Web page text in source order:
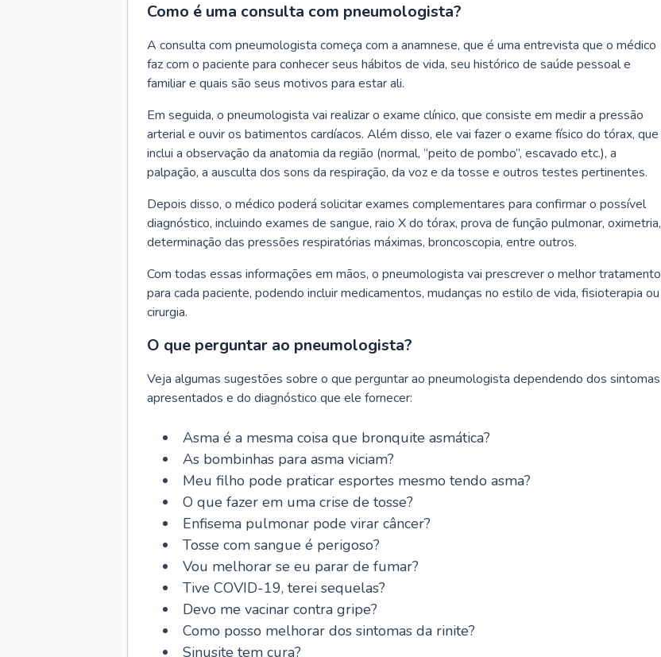
Como é uma consulta com pneumologista?
A consulta com pneumologista começa com a anamnese, que é uma entrevista que o médico
faz com o paciente para conhecer seus hábitos de vida, seu histórico de saúde pessoal e
familiar e quais são seus motivos para estar ali.
Em seguida, o pneumologista vai realizar o exame clínico, que consiste em medir a pressão
arterial e ouvir os batimentos cardíacos. Além disso, ele vai fazer o exame físico do tórax, que
inclui a observação da anatomia da região (normal, “peito de pombo”, escavado etc.), a
palpação, a ausculta dos sons da respiração, da voz e da tosse e outros testes pertinentes.
Depois disso, o médico poderá solicitar exames complementares para confirmar o possível
diagnóstico, incluindo exames de sangue, raio X do tórax, prova de função pulmonar, oximetria,
determinação das pressões respiratórias máximas, broncoscopia, entre outros.
Com todas essas informações em mãos, o pneumologista vai prescrever o melhor tratamento
para cada paciente, podendo incluir medicamentos, mudanças no estilo de vida, fisioterapia ou
cirurgia.
O que perguntar ao pneumologista?
Veja algumas sugestões sobre o que perguntar ao pneumologista dependendo dos sintomas
apresentados e do diagnóstico que ele fornecer:
Asma é a mesma coisa que bronquite asmática?
As bombinhas para asma viciam?
Meu filho pode praticar esportes mesmo tendo asma?
O que fazer em uma crise de tosse?
Enfisema pulmonar pode virar câncer?
Tosse com sangue é perigoso?
Vou melhorar se eu parar de fumar?
Tive COVID-19, terei sequelas?
Devo me vacinar contra gripe?
Como posso melhorar dos sintomas da rinite?
Sinusite tem cura?